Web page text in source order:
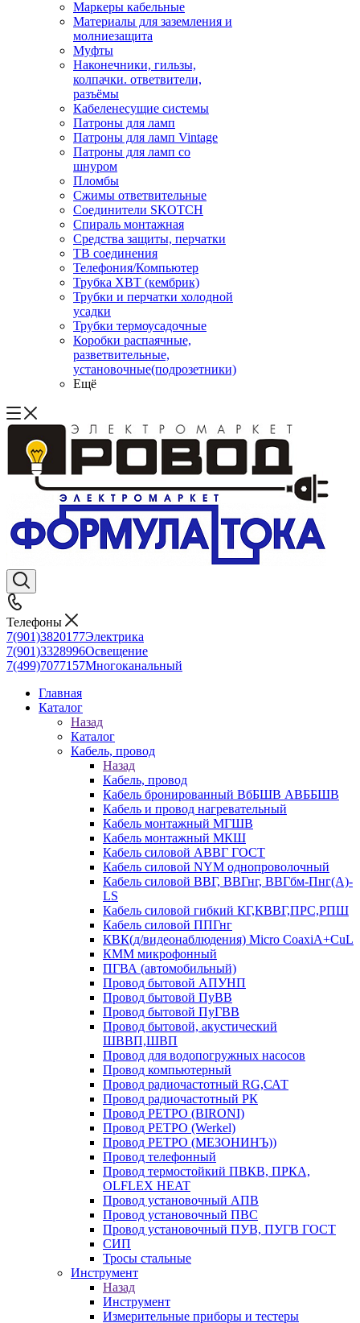
Маркеры кабельные
Материалы для заземления и
молниезащита
Муфты
Наконечники, гильзы,
колпачки. ответвители,
разъёмы
Кабеленесущие системы
Патроны для ламп
Патроны для ламп Vintage
Патроны для ламп со
шнуром
Пломбы
Сжимы ответвительные
Соединители SKOTCH
Спираль монтажная
Средства защиты, перчатки
ТВ соединения
Телефония/Компьютер
Трубка ХВТ (кембрик)
Трубки и перчатки холодной
усадки
Трубки термоусадочные
Коробки распаячные,
разветвительные,
установочные(подрозетники)
Ещё
Телефоны
7(901)3820177Электрика
7(901)3328996Освещение
7(499)7077157Многоканальный
Главная
Каталог
Назад
Каталог
Кабель, провод
Назад
Кабель, провод
Кабель бронированный ВбБШВ АВББШВ
Кабель и провод нагревательный
Кабель монтажный МГШВ
Кабель монтажный МКШ
Кабель силовой АВВГ ГОСТ
Кабель силовой NYM однопроволочный
Кабель силовой ВВГ, ВВГнг, ВВГбм-Пнг(А)-
LS
Кабель силовой гибкий КГ,КВВГ,ПРС,РПШ
Кабель силовой ППГнг
КВК(д/видеонаблюдения) Micro CoaxiA+CuL
КММ микрофонный
ПГВА (автомобильный)
Провод бытовой АПУНП
Провод бытовой ПуВВ
Провод бытовой ПуГВВ
Провод бытовой, акустический
ШВВП,ШВП
Провод для водопогружных насосов
Провод компьютерный
Провод радиочастотный RG,САТ
Провод радиочастотный РК
Провод РЕТРО (BIRONI)
Провод РЕТРО (Werkel)
Провод РЕТРО (МЕЗОНИНЪ))
Провод телефонный
Провод термостойкий ПВКВ, ПРКА,
OLFLEX HEAT
Провод установочный АПВ
Провод установочный ПВС
Провод установочный ПУВ, ПУГВ ГОСТ
СИП
Тросы стальные
Инструмент
Назад
Инструмент
Измерительные приборы и тестеры